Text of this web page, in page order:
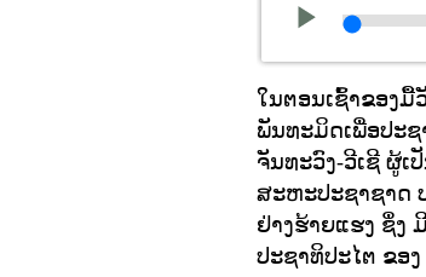
ໃນຕອນເຊົ້າຂອງມື້
ພັນທະມິດເພື່ອປະ
ຈັນທະວົງ-ວີເຊີ ຜູ້
ສະຫະປະຊາຊາດ
ຢ່າງຮ້າຍແຮງ ຊຶ່ງ
ປະຊາທິປະໄຕ ຂອ